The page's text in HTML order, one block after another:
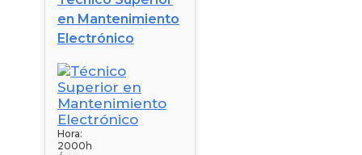
en Mantenimiento
Electrónico
Hora:
2000h